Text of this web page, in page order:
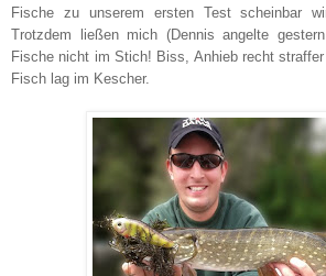
Fische zu unserem ersten Test scheinbar
Trotzdem ließen mich (Dennis angelte
Fische nicht im Stich! Biss, Anhieb recht
Fisch lag im Kescher.